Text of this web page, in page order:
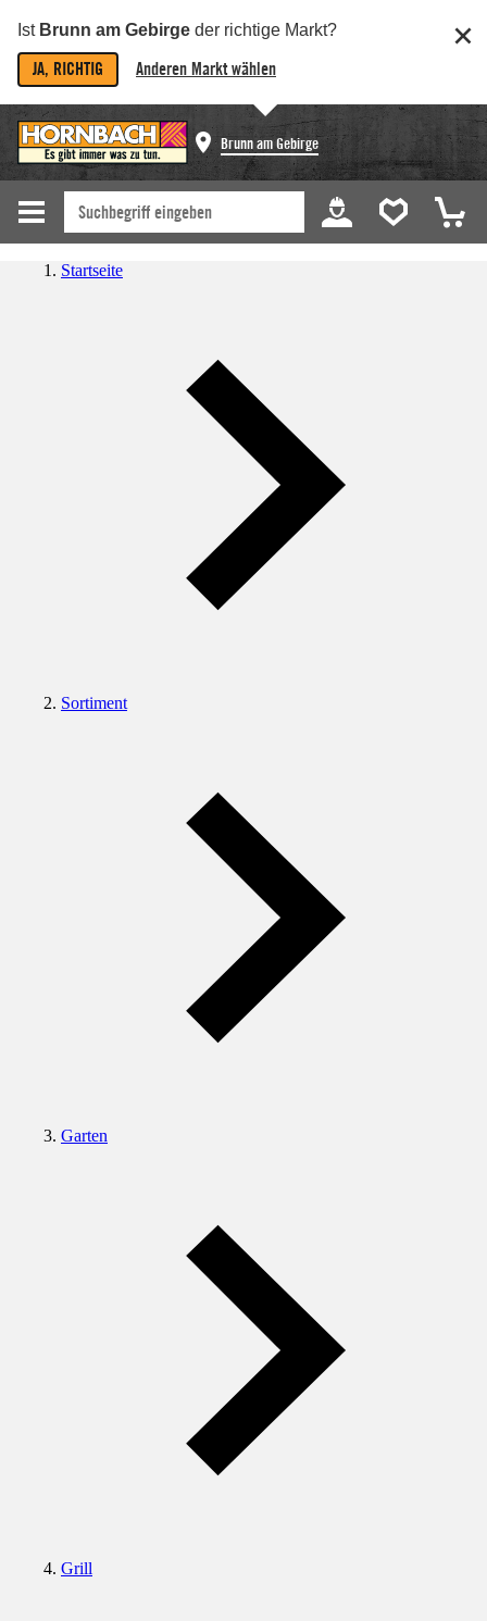
Ist Brunn am Gebirge der richtige Markt?
JA, RICHTIG Anderen Markt wählen
Brunn am Gebirge
Startseite
Sortiment
Garten
Grill